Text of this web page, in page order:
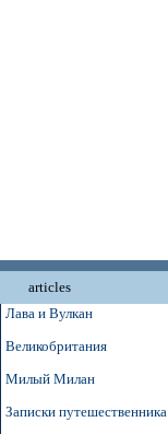
articles
Лава и Вулкан
Великобритания
Милый Милан
Записки путешественника